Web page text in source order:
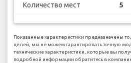
Количество мест 5
Показанные характеристики предназначены
целей, мы не можем гарантировать точную
технические характеристики, которые вы
подробной информации обратитесь в